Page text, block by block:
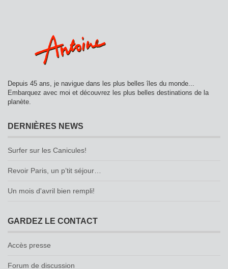
Depuis 45 ans, je navigue dans les plus belles îles du monde...
Embarquez avec moi et découvrez les plus belles destinations de la
planète.
DERNIÈRES NEWS
Surfer sur les Canicules!
Revoir Paris, un p’tit séjour…
Un mois d'avril bien rempli!
GARDEZ LE CONTACT
Accès presse
Forum de discussion